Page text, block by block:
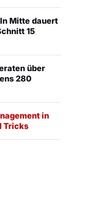
Mitte dauert
15
über
280
in
Tricks